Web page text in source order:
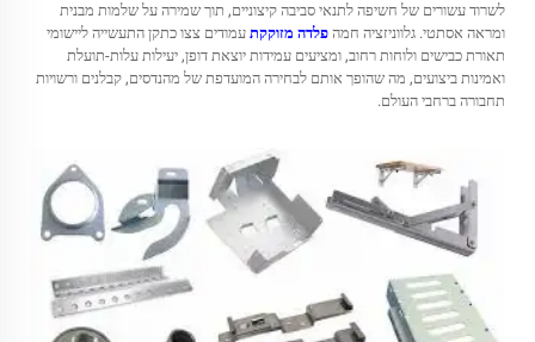
לשרוד עשורים של חשיפה לתנאי סביבה קיצוניים, תוך שמירה על שלמות מבנית
ומראה אסתטי. גלווניזציה חמה פלדה מזוקקת עמודים צצו כתקן התעשייה ליישומי
תאורת כבישים ולוחות רחוב, ומציעים עמידות יוצאת דופן, יעילות עלות-תועלת
ואמינות ביצועים, מה שהופך אותם לבחירה המועדפת של מהנדסים, קבלנים ורשויות
תחבורה ברחבי העולם.